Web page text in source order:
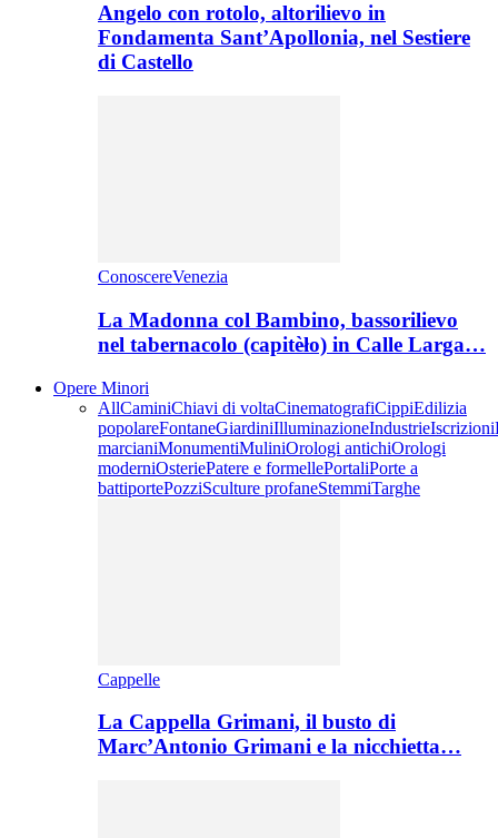
Angelo con rotolo, altorilievo in
Fondamenta Sant’Apollonia, nel Sestiere
di Castello
ConoscereVenezia
La Madonna col Bambino, bassorilievo
nel tabernacolo (capitèło) in Calle Larga…
Opere Minori
AllCaminiChiavi di voltaCinematografiCippiEdilizia
popolareFontaneGiardiniIlluminazioneIndustrieIscrizioni
marcianiMonumentiMuliniOrologi antichiOrologi
moderniOsteriePatere e formellePortaliPorte a
battiportePozziSculture profaneStemmiTarghe
Cappelle
La Cappella Grimani, il busto di
Marc’Antonio Grimani e la nicchietta…